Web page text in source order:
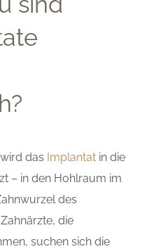
das Implantat in die
– in den Hohlraum im
des
die
suchen sich die